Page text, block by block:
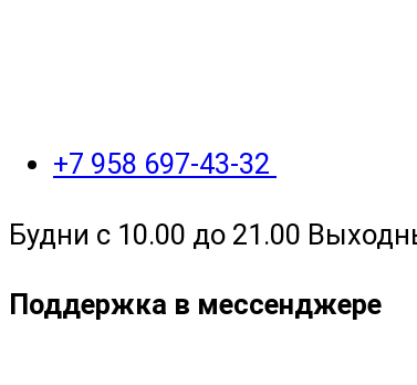
+7 958 697-43-32
Будни с 10.00 до 21.00
Поддержка в мессенджере